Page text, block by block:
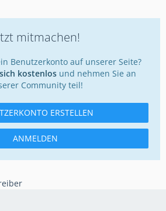
mitmachen!
Benutzerkonto auf unserer Seite?
kostenlosund nehmen Sie an
Community teil!
ERSTELLEN
ANMELDEN